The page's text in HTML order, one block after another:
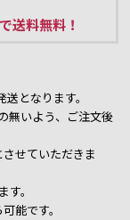
送料無料！
となります。
無いよう、ご注文後
せていただきま
。
能です。